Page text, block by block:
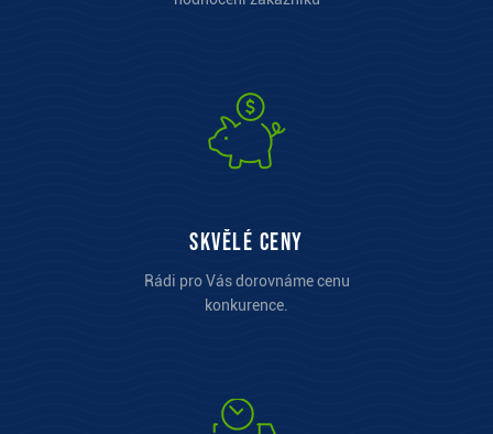
Skvělé ceny
Rádi pro Vás dorovnáme cenu
konkurence.